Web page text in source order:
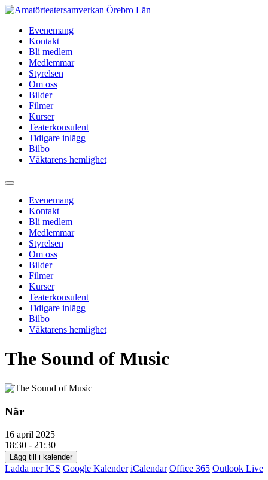
Hoppa
innehållEvenemang
Kontakt
Bli medlem
Medlemmar
Styrelsen
Om oss
Bilder
Filmer
Kurser
Teaterkonsulent
Tidigare inlägg
Bilbo
Väktarens hemlighet
Evenemang
Kontakt
Bli medlem
Medlemmar
Styrelsen
Om oss
Bilder
Filmer
Kurser
Teaterkonsulent
Tidigare inlägg
Bilbo
Väktarens hemlighet
The Sound of Music
När
16 april 2025
18:30 - 21:30
Lägg till i kalender
Ladda ner ICS Google Kalender iCalendar Office 365 Outlook Live